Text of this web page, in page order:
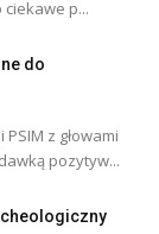
p...
do
z głowami
pozytyw...